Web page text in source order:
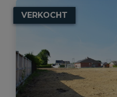
VERKOCHT